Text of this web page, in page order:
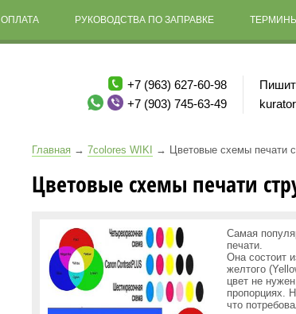
ОПЛАТА РУКОВОДСТВА ПО ЗАПРАВКЕ ТЕРМИНЫ
+7 (963) 627-60-98
+7 (903) 745-63-49
Главная → 7colores WIKI → Цветовые схемы печати
Цветовые схемы печати
Самая
печати.
Она состоит
желтого
цвет не
пропорциях.
что